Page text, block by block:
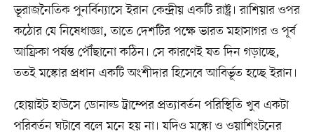
ভূরাজনৈতিক পুনর্বিন্যাসে ইরান কেন্দ্রীয় একটি রাষ্ট্র। রাশিয়ার ওপর
কঠোর যে নিষেধাজ্ঞা, তাতে দেশটির পক্ষে ভারত মহাসাগর ও পূর্ব
আফ্রিকা পর্যন্ত পৌঁছানো কঠিন। সে কারণেই যত দিন গড়াচ্ছে,
ততই মস্কোর প্রধান একটি অংশীদার হিসেবে আবির্ভূত হচ্ছে ইরান।
হোয়াইট হাউসে ডোনাল্ড ট্রাম্পের প্রত্যাবর্তন পরিস্থিতি খুব একটা
পরিবর্তন ঘটাবে বলে মনে হয় না। যদিও মস্কো ও ওয়াশিংটনের